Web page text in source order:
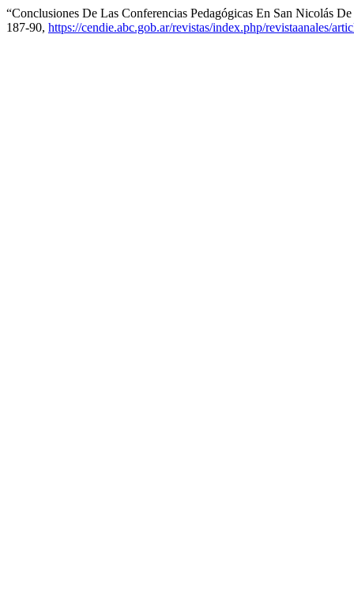
“Conclusiones De Las Conferencias Pedagógicas En San Nicolás
187-90, https://cendie.abc.gob.ar/revistas/index.php/revistaanales/